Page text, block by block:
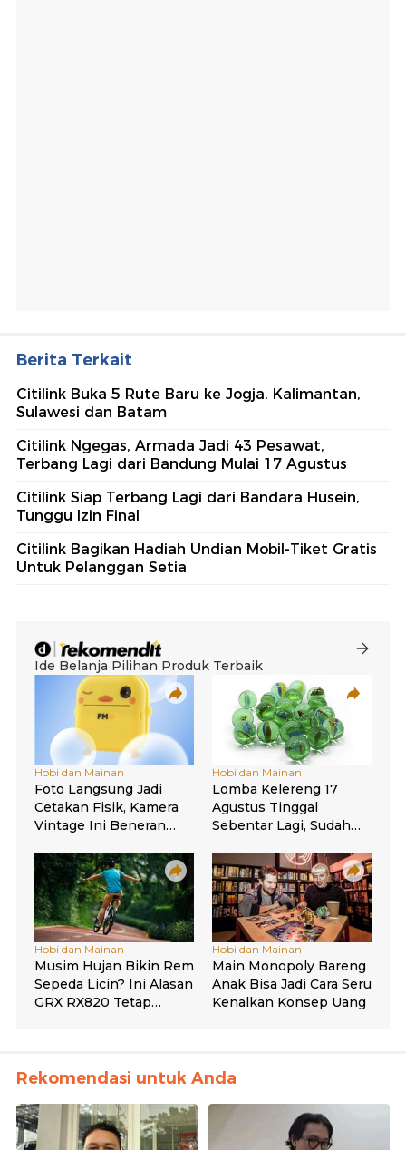
Berita Terkait
Citilink Buka 5 Rute Baru ke Jogja, Kalimantan,
Sulawesi dan Batam
Citilink Ngegas, Armada Jadi 43 Pesawat,
Terbang Lagi dari Bandung Mulai 17 Agustus
Citilink Siap Terbang Lagi dari Bandara Husein,
Tunggu Izin Final
Citilink Bagikan Hadiah Undian Mobil-Tiket Gratis
Untuk Pelanggan Setia
Rekomendasi untuk Anda